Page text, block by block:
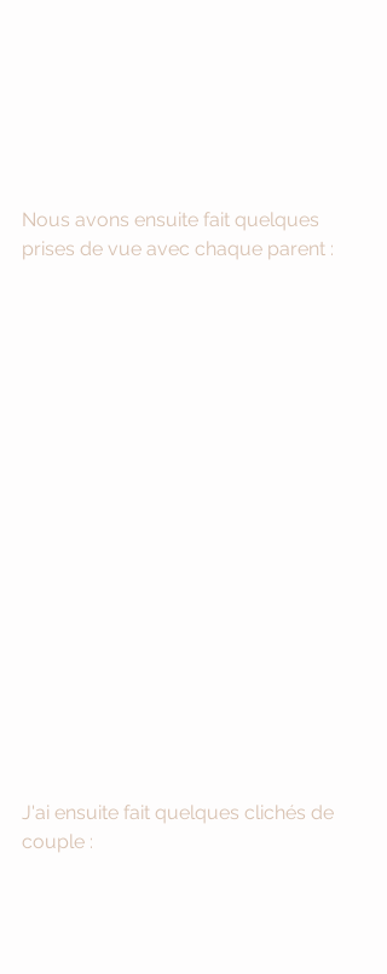
Nous avons ensuite fait quelques
prises de vue avec chaque parent :
J'ai ensuite fait quelques clichés de
couple :